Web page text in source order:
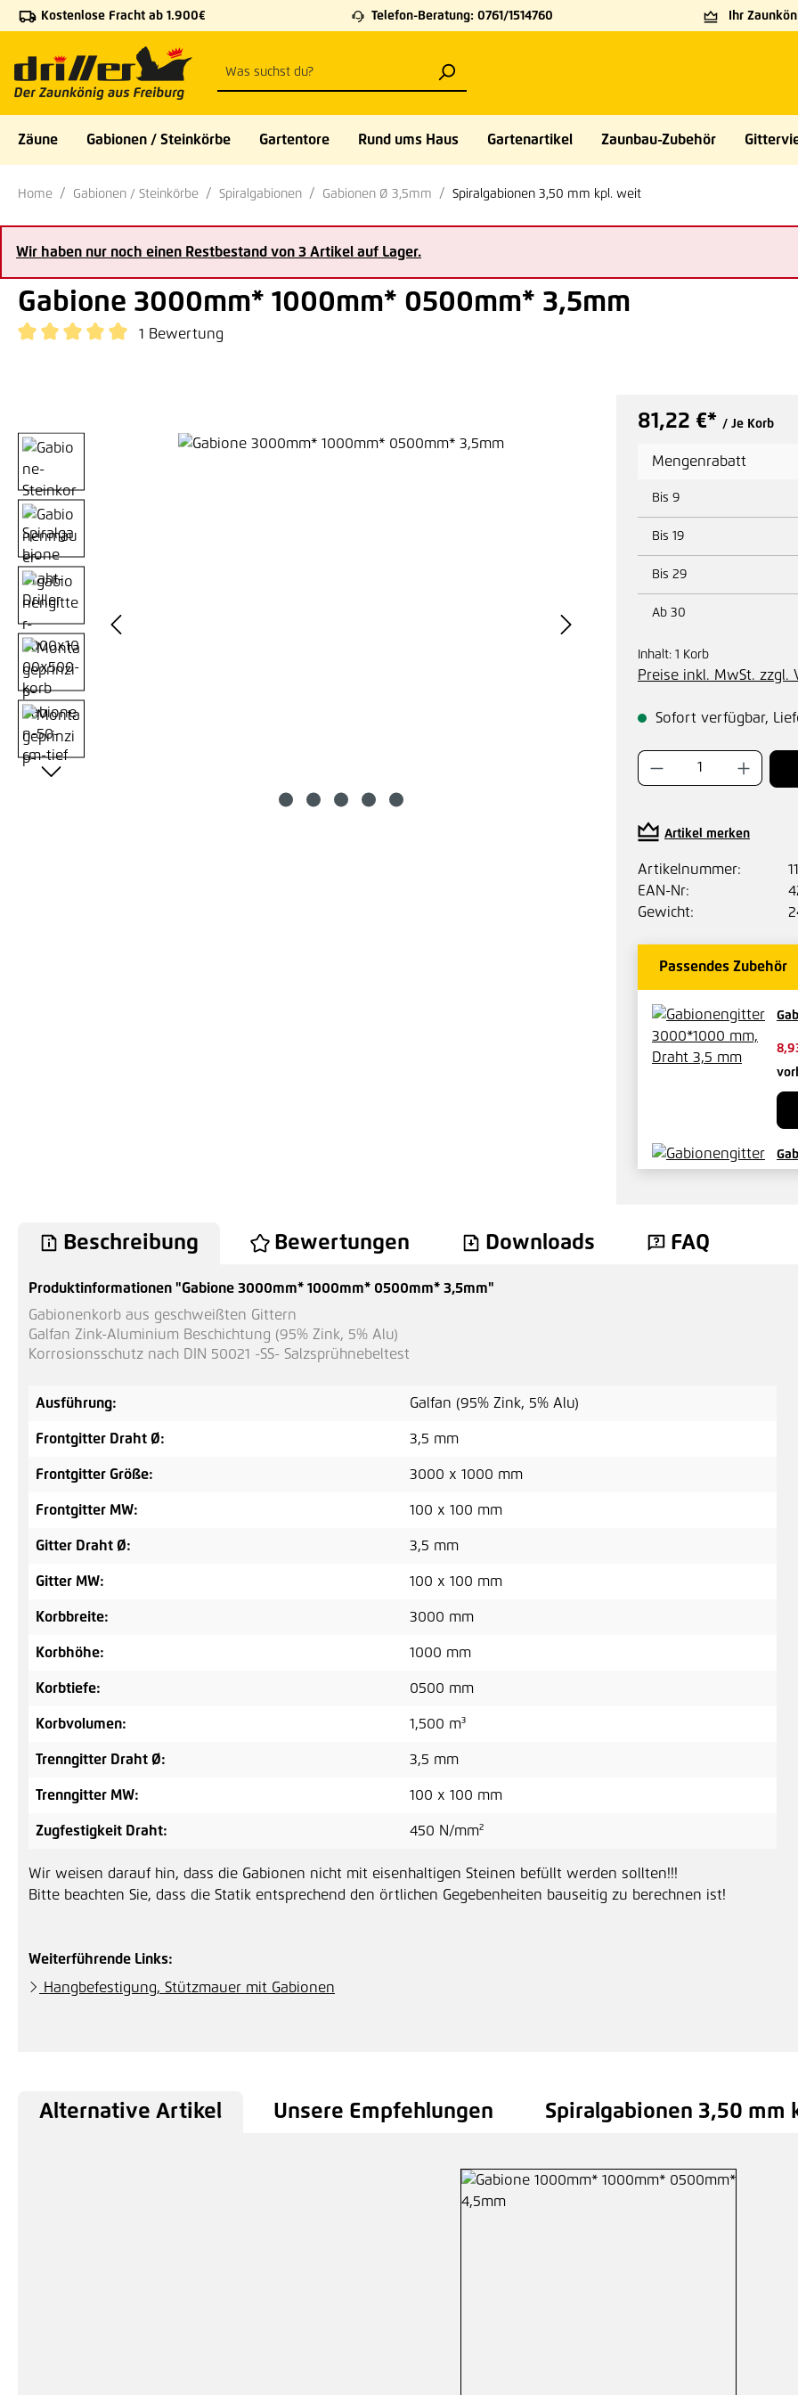
Hauptinhalt springen
Zur Suche springen
Zur Hauptnavigation springen
Kostenlose Fracht ab 1.900€ Telefon-Beratung: 0761/1514760 Ihr
Zäune Gabionen / Steinkörbe Gartentore Rund ums Haus Gartenartikel Zaunbau-Zubehör
Home Gabionen / Steinkörbe Spiralgabionen Gabionen Ø 3,5mm Spiralgabionen 3,50 mm kpl. weit
Wir haben nur noch einen Restbestand von 3 Artikel auf Lager.
Gabione 3000mm* 1000mm* 0500mm* 3,5mm
1 Bewertung
Bildergalerie überspringen
81,22 €* / Je Korb
Mengenrabatt
Bis 9
Bis 19
Bis 29
Ab 30
Inhalt: 1 Korb
Preise inkl. MwSt. zzgl.
Sofort verfügbar,
Produkt
Artikel merken
Artikelnummer:
EAN-Nr:
Gewicht:
Passendes Zubehör
Beschreibung Bewertungen Downloads FAQ
Produktinformationen "Gabione 3000mm* 1000mm* 0500mm* 3,5mm"
Gabionenkorb aus geschweißten Gittern
Galfan Zink-Aluminium Beschichtung (95% Zink, 5% Alu)
Korrosionsschutz nach DIN 50021 -SS- Salzsprühnebeltest
Ausführung: Galfan (95% Zink, 5% Alu)
Frontgitter Draht Ø: 3,5 mm
Frontgitter Größe: 3000 x 1000 mm
Frontgitter MW: 100 x 100 mm
Gitter Draht Ø: 3,5 mm
Gitter MW: 100 x 100 mm
Korbbreite: 3000 mm
Korbhöhe: 1000 mm
Korbtiefe: 0500 mm
Korbvolumen: 1,500 m³
Trenngitter Draht Ø: 3,5 mm
Trenngitter MW: 100 x 100 mm
Zugfestigkeit Draht: 450 N/mm²
Wir weisen darauf hin, dass die Gabionen nicht mit eisenhaltigen Steinen befüllt werden sollten!!!
Bitte beachten Sie, dass die Statik entsprechend den örtlichen Gegebenheiten bauseitig zu berechnen ist!
Weiterführende Links:
Hangbefestigung, Stützmauer mit Gabionen
Alternative Artikel Unsere Empfehlungen Spiralgabionen 3,50 mm